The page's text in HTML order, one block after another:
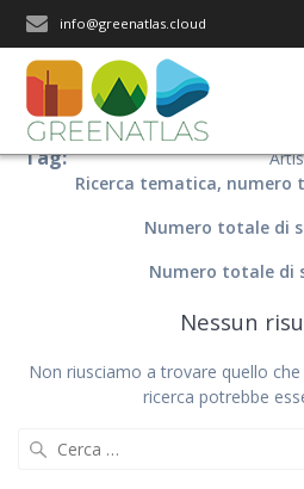
info@greenatlas.cloud
Tag:
Ricerca tematica, numero
Numero totale di
Numero totale di
Nessun
Non riusciamo a trovare quello
ricerca potrebbe